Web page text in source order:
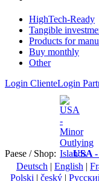
HighTech-Ready
Tangible
Products for
Buy monthly
Other
Login ClienteLogin
Paese / Shop: USA
Deutsch | English |
Polski | český |